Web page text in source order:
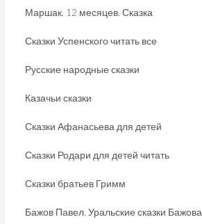
Маршак. 12 месяцев. Сказка
Сказки Успенского читать все
Русские народные сказки
Казачьи сказки
Сказки Афанасьева для детей
Сказки Родари для детей читать
Сказки братьев Гримм
Бажов Павел. Уральские сказки Бажова